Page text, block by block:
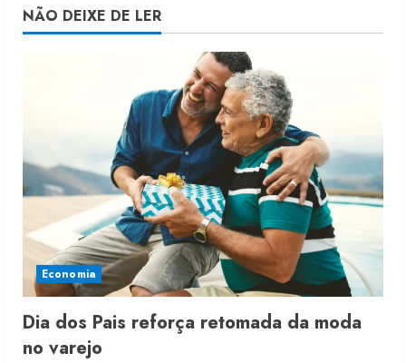
NÃO DEIXE DE LER
Economia
Dia dos Pais reforça retomada da moda
no varejo